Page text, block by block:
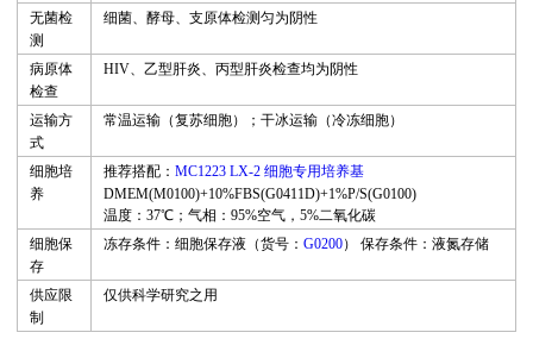
无菌检
测
细菌、酵母、支原体检测匀为阴性
病原体
检查
HIV、乙型肝炎、丙型肝炎检查均为阴性
运输方
式
常温运输（复苏细胞） ；干冰运输（冷冻细胞）
细胞培
养
推荐搭配： MC1223 LX-2 细胞专用培养基
DMEM(M0100)+10%FBS(G0411D)+1%P/S(G0100)
温度：37℃；气相：95%空气，5%二氧化碳
细胞保
存
冻存条件：细胞保存液（货号： G0200） 保存条件：液氮存储
供应限
制
仅供科学研究之用